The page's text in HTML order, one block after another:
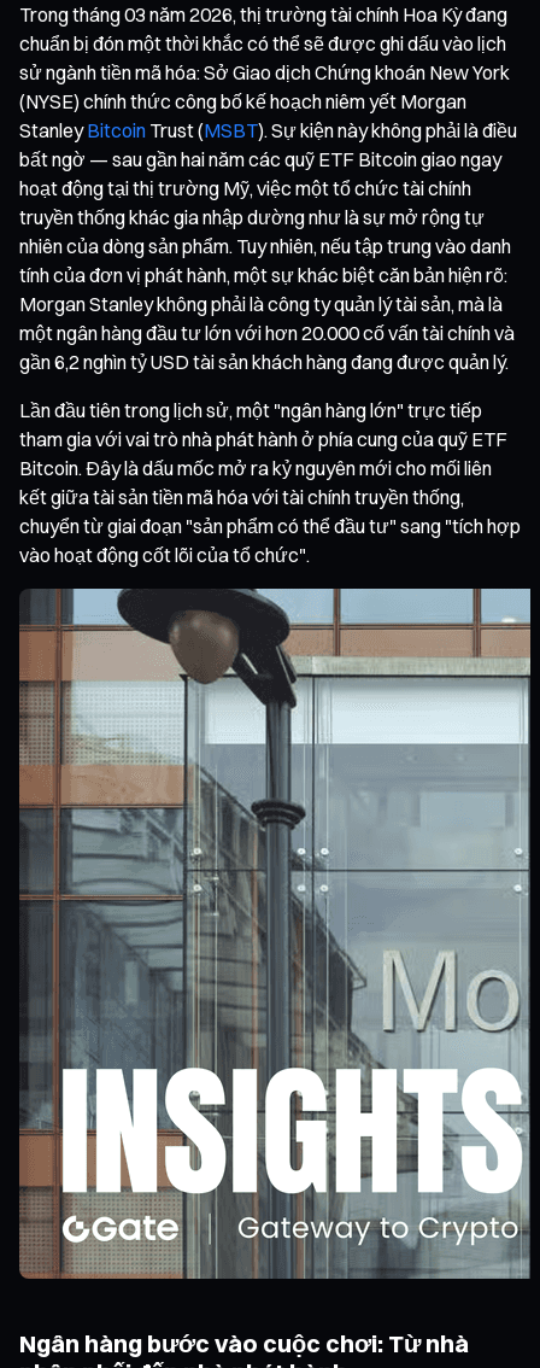
Trong tháng 03 năm 2026, thị trường tài chính Hoa Kỳ đang
chuẩn bị đón một thời khắc có thể sẽ được ghi dấu vào lịch
sử ngành tiền mã hóa: Sở Giao dịch Chứng khoán New York
(NYSE) chính thức công bố kế hoạch niêm yết Morgan
StanleyBitcoin Trust (MSBT). Sự kiện này không phải là điều
bất ngờ — sau gần hai năm các quỹ ETF Bitcoin giao ngay
hoạt động tại thị trường Mỹ, việc một tổ chức tài chính
truyền thống khác gia nhập dường như là sự mở rộng tự
nhiên của dòng sản phẩm. Tuy nhiên, nếu tập trung vào danh
tính của đơn vị phát hành, một sự khác biệt căn bản hiện rõ:
Morgan Stanley không phải là công ty quản lý tài sản, mà là
một ngân hàng đầu tư lớn với hơn 20.000 cố vấn tài chính và
gần 6,2 nghìn tỷ USD tài sản khách hàng đang được quản lý.
Lần đầu tiên trong lịch sử, một "ngân hàng lớn" trực tiếp
tham gia với vai trò nhà phát hành ở phía cung của quỹ ETF
Bitcoin. Đây là dấu mốc mở ra kỷ nguyên mới cho mối liên
kết giữa tài sản tiền mã hóa với tài chính truyền thống,
chuyển từ giai đoạn "sản phẩm có thể đầu tư" sang "tích hợp
vào hoạt động cốt lõi của tổ chức".
Ngân hàng bước vào cuộc chơi: Từ nhà